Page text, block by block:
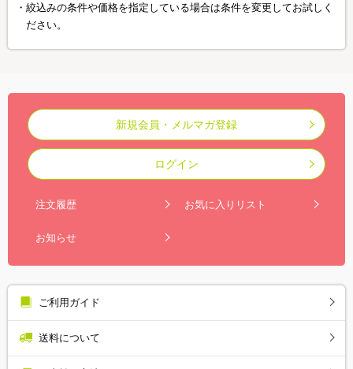
絞込みの条件や価格を指定している場合は条件を変更してお試しく
ださい。
新規会員・メルマガ登録
ログイン
注文履歴 お気に入りリスト
お知らせ
ご利用ガイド
送料について